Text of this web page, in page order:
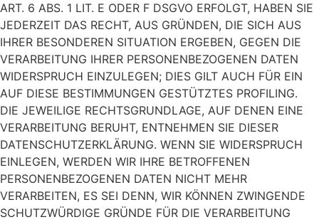
ART. 6 ABS. 1 LIT. E ODER F DSGVO ERFOLGT, HABEN SIE
JEDERZEIT DAS RECHT, AUS GRÜNDEN, DIE SICH AUS
IHRER BESONDEREN SITUATION ERGEBEN, GEGEN DIE
VERARBEITUNG IHRER PERSONENBEZOGENEN DATEN
WIDERSPRUCH EINZULEGEN; DIES GILT AUCH FÜR EIN
AUF DIESE BESTIMMUNGEN GESTÜTZTES PROFILING.
DIE JEWEILIGE RECHTSGRUNDLAGE, AUF DENEN EINE
VERARBEITUNG BERUHT, ENTNEHMEN SIE DIESER
DATENSCHUTZERKLÄRUNG. WENN SIE WIDERSPRUCH
EINLEGEN, WERDEN WIR IHRE BETROFFENEN
PERSONENBEZOGENEN DATEN NICHT MEHR
VERARBEITEN, ES SEI DENN, WIR KÖNNEN ZWINGENDE
SCHUTZWÜRDIGE GRÜNDE FÜR DIE VERARBEITUNG